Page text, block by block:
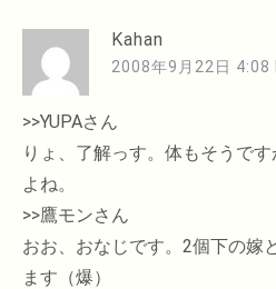
Kahan
2008年9月22日 4:08
>>YUPAさん
りょ、了解っす。体もそうで
よね。
>>鷹モンさん
おお、おなじです。2個下の嫁
ます（爆）